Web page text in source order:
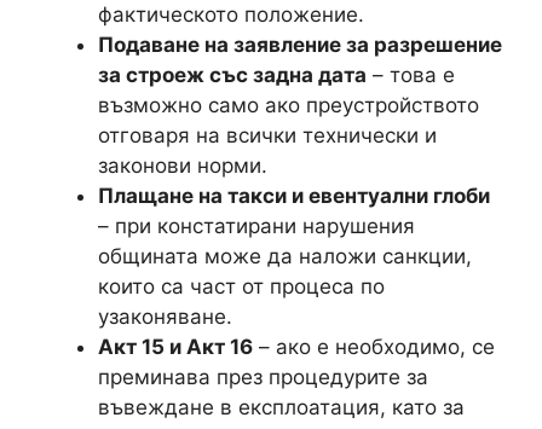
фактическото положение.
Подаване на заявление за разрешение
за строеж със задна дата – това е
възможно само ако преустройството
отговаря на всички технически и
законови норми.
Плащане на такси и евентуални глоби
– при констатирани нарушения
общината може да наложи санкции,
които са част от процеса по
узаконяване.
Акт 15 и Акт 16 – ако е необходимо, се
преминава през процедурите за
въвеждане в експлоатация, като за